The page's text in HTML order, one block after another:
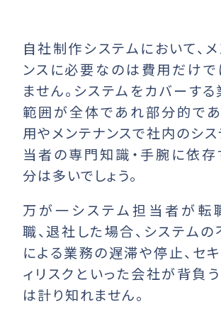
自社制作システムにおいて、
ンスに必要なのは費用だけで
ません。システムをカバーす
範囲が全体であれ部分的であ
用やメンテナンスで社内のシ
当者の専門知識・手腕に依存
分は多いでしょう。
万が一システム担当者が転
職、退社した場合、システム
による業務の遅滞や停止、セ
ィリスクといった会社が背負
は計り知れません。